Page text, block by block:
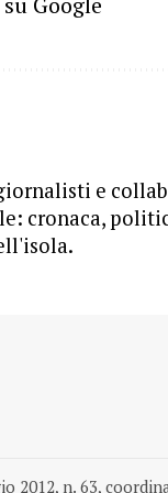
e
cronaca,
2012, n. 63,